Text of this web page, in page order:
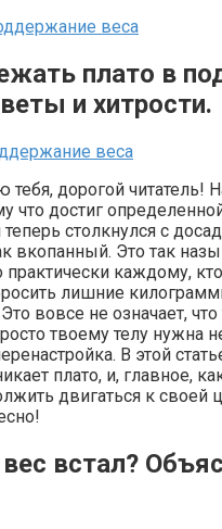
веса
плато в
и хитрости.
веса
тебя, дорогой читатель!
что достиг
столкнулся с
вкопанный. Это так
каждому,
лишние
вовсе не означает,
твоему телу нужна
В этой
плато, и, главное,
двигаться к своей
встал?